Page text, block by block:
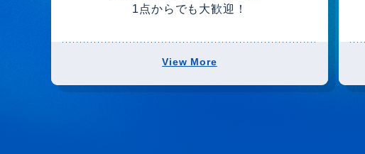
1点からでも大歓迎！
View More